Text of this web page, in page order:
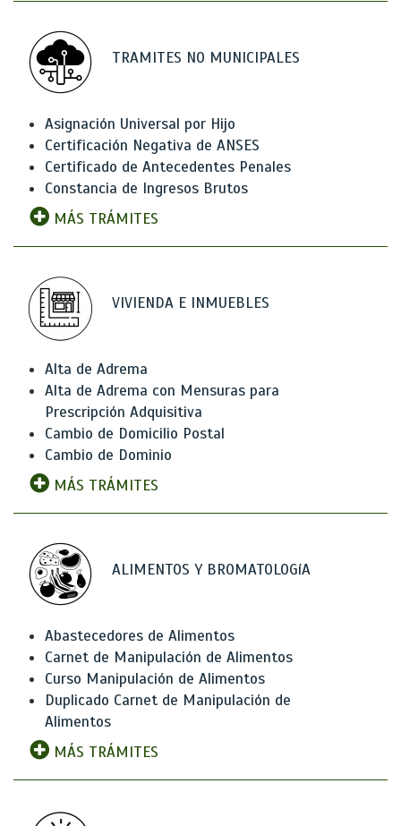
TRAMITES NO MUNICIPALES
Asignación Universal por Hijo
Certificación Negativa de ANSES
Certificado de Antecedentes Penales
Constancia de Ingresos Brutos
MÁS TRÁMITES
VIVIENDA E INMUEBLES
Alta de Adrema
Alta de Adrema con Mensuras para
Prescripción Adquisitiva
Cambio de Domicilio Postal
Cambio de Dominio
MÁS TRÁMITES
ALIMENTOS Y BROMATOLOGíA
Abastecedores de Alimentos
Carnet de Manipulación de Alimentos
Curso Manipulación de Alimentos
Duplicado Carnet de Manipulación de
Alimentos
MÁS TRÁMITES